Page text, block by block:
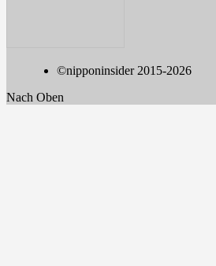
©nipponinsider 2015-2026
Nach Oben